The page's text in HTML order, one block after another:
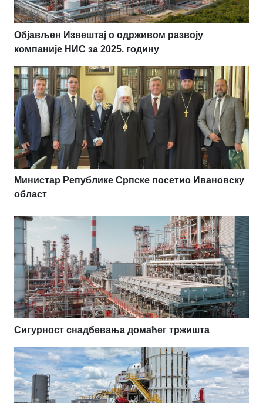
Објављен Извештај о одрживом развоју
компаније НИС за 2025. годину
Министар Републике Српске посетио Ивановску
област
Сигурност снадбевања домаћег тржишта